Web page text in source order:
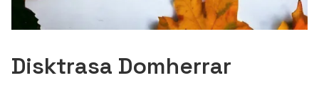
Disktrasa Domherrar